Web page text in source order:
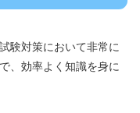
験対策において非常に
、効率よく知識を身に